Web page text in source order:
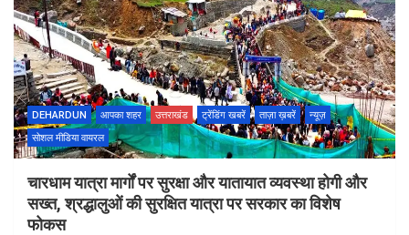
DEHARDUN आपका शहर उत्तराखंड ट्रेंडिंग खबरें ताज़ा ख़बरें
न्यूज़
सोशल मीडिया वायरल
चारधाम यात्रा मार्गों पर सुरक्षा और यातायात व्यवस्था होगी और
सख्त, श्रद्धालुओं की सुरक्षित यात्रा पर सरकार का विशेष
फोकस